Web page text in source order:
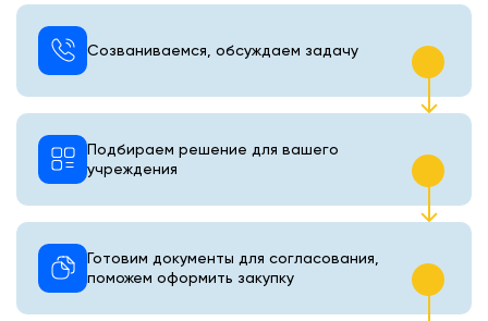
Созваниваемся, обсуждаем задачу
Подбираем решение для вашего
учреждения
Готовим документы для согласования,
поможем оформить закупку